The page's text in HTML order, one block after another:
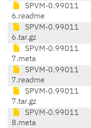
SPVM-0.99011
6.readme
SPVM-0.99011
6.tar.gz
SPVM-0.99011
7.meta
SPVM-0.99011
7.readme
SPVM-0.99011
7.tar.gz
SPVM-0.99011
8.meta